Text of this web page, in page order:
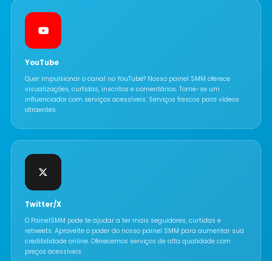
YouTube
Quer impulsionar o canal no YouTube? Nosso painel SMM oferece
visualizações, curtidas, inscritos e comentários. Torne-se um
influenciador com serviços acessíveis. Serviços frescos para vídeos
atraentes.
Twitter/X
O PainelSMM pode te ajudar a ter mais seguidores, curtidas e
retweets. Aproveite o poder do nosso painel SMM para aumentar sua
credibilidade online. Oferecemos serviços de alta qualidade com
preços acessíveis.